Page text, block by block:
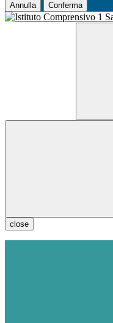
Annulla Conferma
close